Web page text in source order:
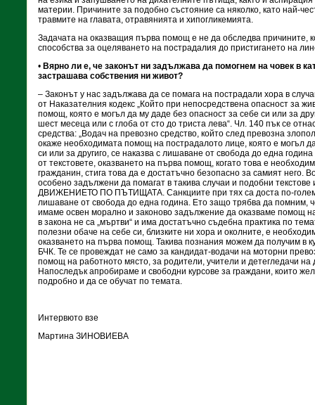
материи. Причините за подобно състояние са няколко, като най-
травмите на главата, отравянията и хипогликемията.
Задачата на оказващия първа помощ е не да обследва причините,
способства за оцеляването на пострадалия до пристигането на
• Вярно ли е, че законът ни задължава да помогнем на човек в
застрашава собствения ни живот?
– Законът у нас задължава да се помага на пострадали хора в
от Наказателния кодекс „Който при непосредствена опасност за
помощ, която е могъл да му даде без опасност за себе си или за
шест месеца или с глоба от сто до триста лева“. Чл. 140 пък се
средства: „Водач на превозно средство, който след превозна
окаже необходимата помощ на пострадалото лице, която е могъл
си или за другиго, се наказва с лишаване от свобода до една
от текстовете, оказването на първа помощ, когато това е
гражданин, стига това да е достатъчно безопасно за самият него.
особено задължени да помагат в такива случаи и подобни
ДВИЖЕНИЕТО ПО ПЪТИЩАТА. Санкциите при тях са доста по-
лишаване от свобода до една година. Ето защо трябва да помним,
имаме освен морално и законово задължение да оказваме помощ
в закона не са „мъртви“ и има достатъчно съдебна практика по
полезни обаче на себе си, близките ни хора и околните, е
оказването на първа помощ. Такива познания можем да получим в
БЧК. Те се провеждат не само за кандидат-водачи на моторни
помощ на работното място, за родители, учители и детегледачи на
Напоследък апробираме и свободни курсове за граждани, които
подробно и да се обучат по темата.
Интервюто взе
Мартина ЗИНОВИЕВА